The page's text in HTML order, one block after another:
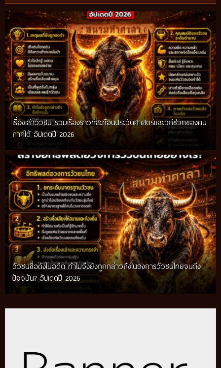
เรื่องเล่าวัวชน รวมเรื่องราวที่สะท้อนประวัติศาสตร์และวิถีชีวิตของคน
ภาคใต้ อัปเดตปี 2026
วัวชนชื่อดังในอดีต ทำไมจึงยังถูกกล่าวถึงในวงการวัวชนไทยจนถึง
ปัจจุบัน? อัปเดตปี 2026
กติกาวัวชนสมัยก่อน วิถีการแข่งขันดั้งเดิมที่สืบทอดผ่านภูมิปัญญา
ท้องถิ่น อัปเดตปี 2026